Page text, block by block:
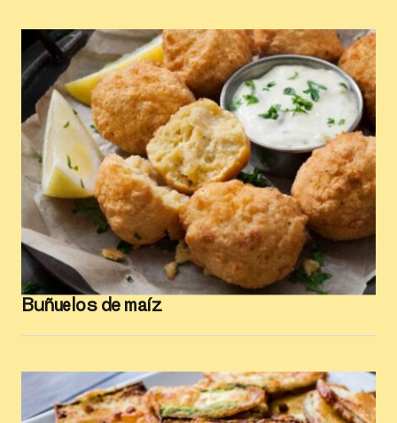
Buñuelos de maíz